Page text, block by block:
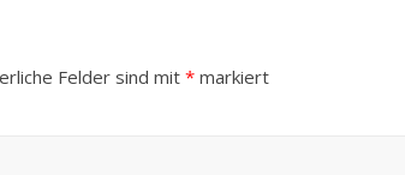
Felder sind mit* markiert